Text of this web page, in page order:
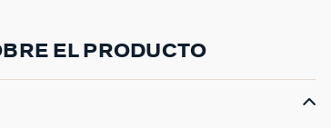
EL PRODUCTO